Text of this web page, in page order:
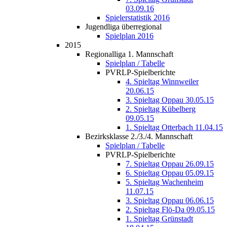
03.09.16
Spielerstatistik 2016
Jugendliga überregional
Spielplan 2016
2015
Regionalliga 1. Mannschaft
Spielplan / Tabelle
PVRLP-Spielberichte
4. Spieltag Winnweiler
20.06.15
3. Spieltag Oppau 30.05.15
2. Spieltag Kübelberg
09.05.15
1. Spieltag Otterbach 11.04.15
Bezirksklasse 2./3./4. Mannschaft
Spielplan / Tabelle
PVRLP-Spielberichte
7. Spieltag Oppau 26.09.15
6. Spieltag Oppau 05.09.15
5. Spieltag Wachenheim
11.07.15
3. Spieltag Oppau 06.06.15
2. Spieltag Flö-Da 09.05.15
1. Spieltag Grünstadt